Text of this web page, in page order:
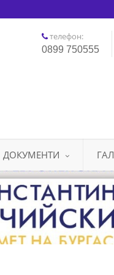
телефон:
0899 750555
ДОКУМЕНТИ